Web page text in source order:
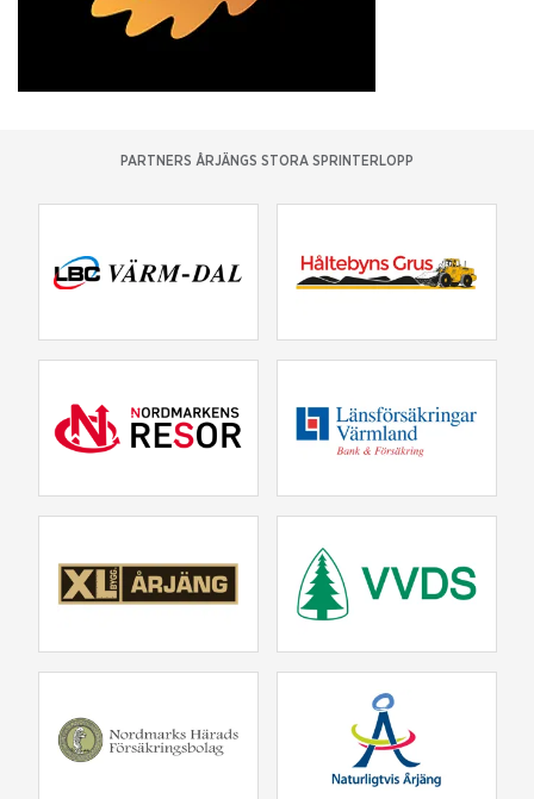
PARTNERS ÅRJÄNGS STORA SPRINTERLOPP